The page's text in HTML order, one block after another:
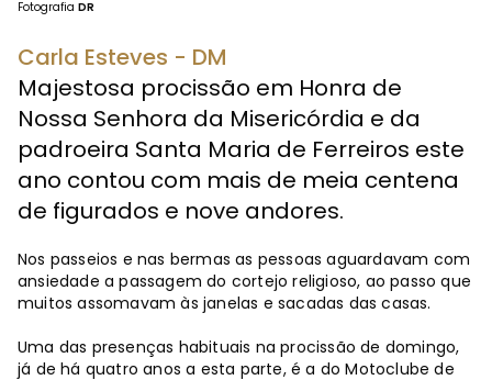
Fotografia DR
Carla Esteves - DM
Majestosa procissão em Honra de
Nossa Senhora da Misericórdia e da
padroeira Santa Maria de Ferreiros este
ano contou com mais de meia centena
de figurados e nove andores.
Nos passeios e nas bermas as pessoas aguardavam com
ansiedade a passagem do cortejo religioso, ao passo que
muitos assomavam às janelas e sacadas das casas.
Uma das presenças habituais na procissão de domingo,
já de há quatro anos a esta parte, é a do Motoclube de